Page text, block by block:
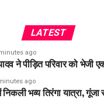
LATEST
ago
ने पीड़ित परिवार को भेजी
ago
निकली भव्य तिरंगा यात्रा,